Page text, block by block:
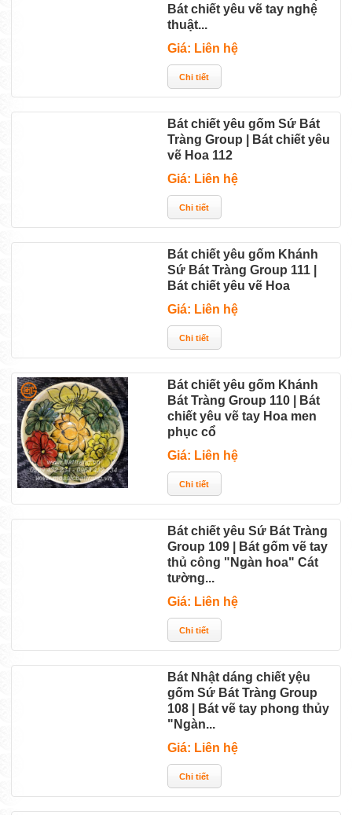
Bát chiết yêu vẽ tay nghệ
thuật...
Giá: Liên hệ
Bát chiết yêu gốm Sứ Bát
Tràng Group | Bát chiết yêu
vẽ Hoa 112
Giá: Liên hệ
Bát chiết yêu gốm Khánh
Sứ Bát Tràng Group 111 |
Bát chiết yêu vẽ Hoa
Giá: Liên hệ
Bát chiết yêu gốm Khánh
Bát Tràng Group 110 | Bát
chiết yêu vẽ tay Hoa men
phục cổ
Giá: Liên hệ
Bát chiết yêu Sứ Bát Tràng
Group 109 | Bát gốm vẽ tay
thủ công "Ngàn hoa" Cát
tường...
Giá: Liên hệ
Bát Nhật dáng chiết yệu
gốm Sứ Bát Tràng Group
108 | Bát vẽ tay phong thủy
"Ngàn...
Giá: Liên hệ